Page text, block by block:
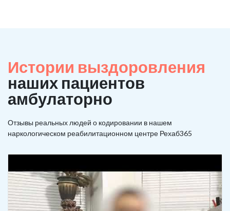
Истории выздоровления
наших пациентов
амбулаторно
Отзывы реальных людей о кодировании в нашем
наркологическом реабилитационном центре Рехаб365